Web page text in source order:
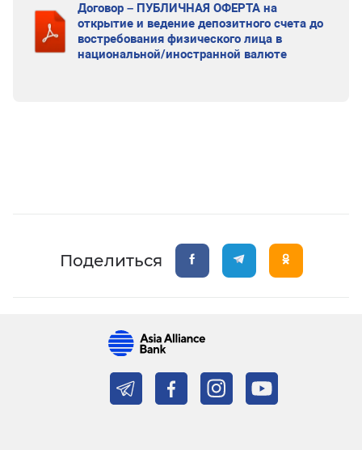
Договор – ПУБЛИЧНАЯ ОФЕРТА на
открытие и ведение депозитного счета до
востребования физического лица в
национальной/иностранной валюте
Поделиться